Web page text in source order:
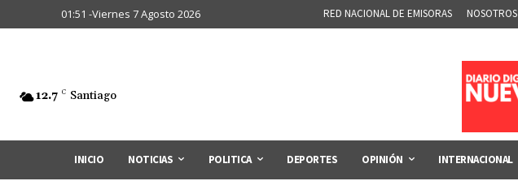
01:51 -Viernes 7 Agosto 2026 RED NACIONAL DE EMISORAS NOSOTROS
12.7 C Santiago
INICIO NOTICIAS POLITICA DEPORTES OPINIÓN INTERNACIONAL